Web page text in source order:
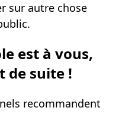
sur autre chose
est à vous,
de suite !
recommandent